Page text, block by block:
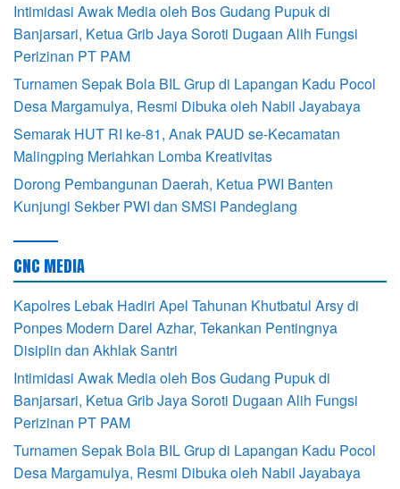
Intimidasi Awak Media oleh Bos Gudang Pupuk di
Banjarsari, Ketua Grib Jaya Soroti Dugaan Alih Fungsi
Perizinan PT PAM
Turnamen Sepak Bola BIL Grup di Lapangan Kadu Pocol
Desa Margamulya, Resmi Dibuka oleh Nabil Jayabaya
Semarak HUT RI ke-81, Anak PAUD se-Kecamatan
Malingping Meriahkan Lomba Kreativitas
Dorong Pembangunan Daerah, Ketua PWI Banten
Kunjungi Sekber PWI dan SMSI Pandeglang
CNC MEDIA
Kapolres Lebak Hadiri Apel Tahunan Khutbatul Arsy di
Ponpes Modern Darel Azhar, Tekankan Pentingnya
Disiplin dan Akhlak Santri
Intimidasi Awak Media oleh Bos Gudang Pupuk di
Banjarsari, Ketua Grib Jaya Soroti Dugaan Alih Fungsi
Perizinan PT PAM
Turnamen Sepak Bola BIL Grup di Lapangan Kadu Pocol
Desa Margamulya, Resmi Dibuka oleh Nabil Jayabaya